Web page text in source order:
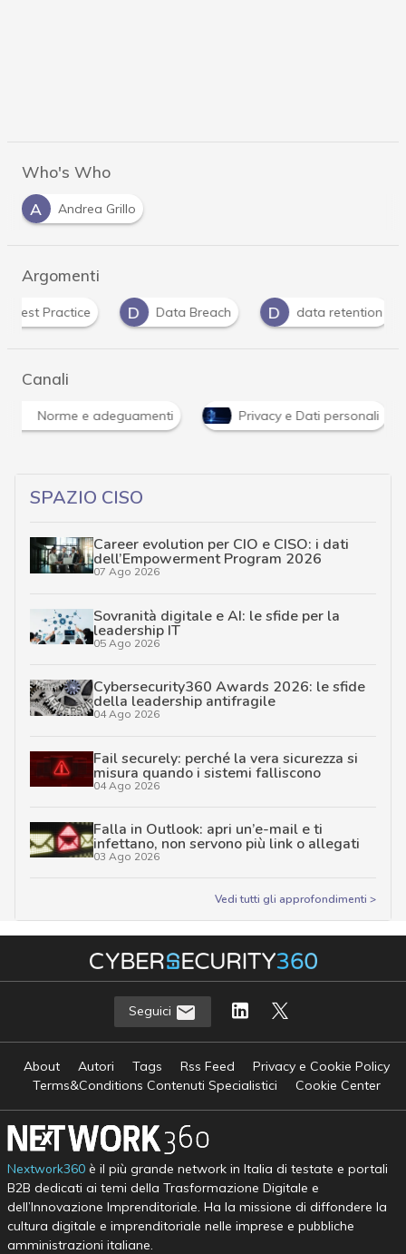
Who's Who
A
Andrea Grillo
Argomenti
D
Data Breach D data retention D dati
Canali
Norme e adeguamenti Privacy e Dati personali
SPAZIO CISO
Career evolution per CIO e CISO: i dati
dell’Empowerment Program 2026
07 Ago 2026
Sovranità digitale e AI: le sfide per la
leadership IT
05 Ago 2026
Cybersecurity360 Awards 2026: le sfide
della leadership antifragile
04 Ago 2026
Fail securely: perché la vera sicurezza si
misura quando i sistemi falliscono
04 Ago 2026
Falla in Outlook: apri un’e-mail e ti
infettano, non servono più link o allegati
03 Ago 2026
Vedi tutti gli approfondimenti >
Seguici
About Autori Tags Rss Feed
Privacy e Cookie Policy
Terms&Conditions Contenuti Specialistici
Cookie Center
Nextwork360è il più grande network in Italia di testate e portali
B2B dedicati ai temi della Trasformazione Digitale e
dell’Innovazione Imprenditoriale. Ha la missione di diffondere la
cultura digitale e imprenditoriale nelle imprese e pubbliche
amministrazioni italiane.